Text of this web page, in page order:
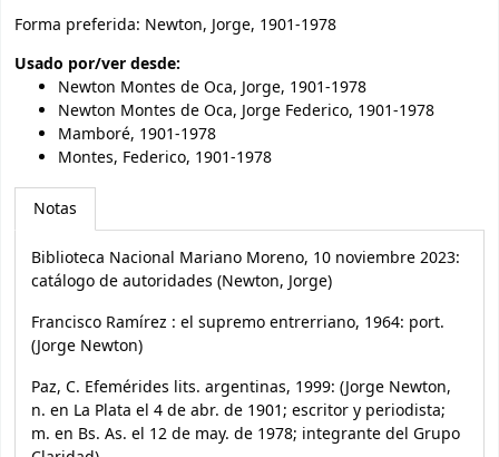
Forma preferida: Newton, Jorge, 1901-1978
Usado por/ver desde:
Newton Montes de Oca, Jorge, 1901-1978
Newton Montes de Oca, Jorge Federico, 1901-1978
Mamboré, 1901-1978
Montes, Federico, 1901-1978
Notas
Biblioteca Nacional Mariano Moreno, 10 noviembre 2023:
catálogo de autoridades (Newton, Jorge)
Francisco Ramírez : el supremo entrerriano, 1964: port.
(Jorge Newton)
Paz, C. Efemérides lits. argentinas, 1999: (Jorge Newton,
n. en La Plata el 4 de abr. de 1901; escritor y periodista;
m. en Bs. As. el 12 de may. de 1978; integrante del Grupo